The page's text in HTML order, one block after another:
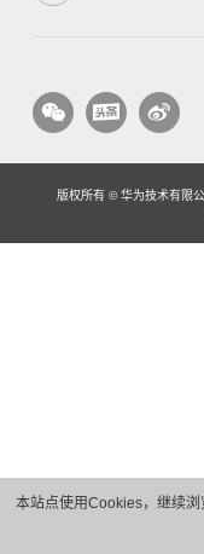
本站点使用Cookies，继续
版权所有 © 华为技术有限